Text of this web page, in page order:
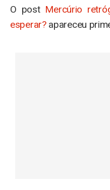
O post Mercúrio
esperar?apareceu